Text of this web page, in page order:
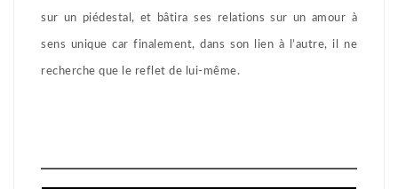
sur un piédestal, et bâtira ses relations sur un amour à
sens unique car finalement, dans son lien à l’autre, il ne
recherche que le reflet de lui-même.